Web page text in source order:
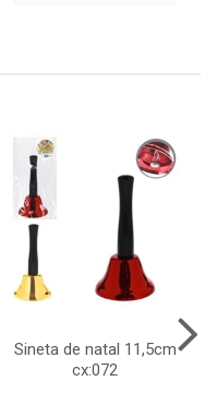
Sineta de natal 11,5cm
cx:072